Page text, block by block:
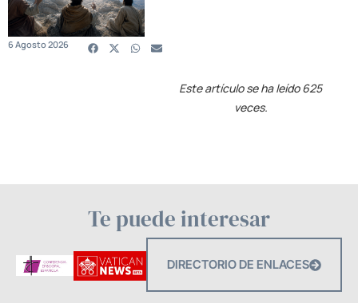
6 Agosto 2026
Este artículo se ha leído 625
veces.
Te puede interesar
DIRECTORIO DE ENLACES